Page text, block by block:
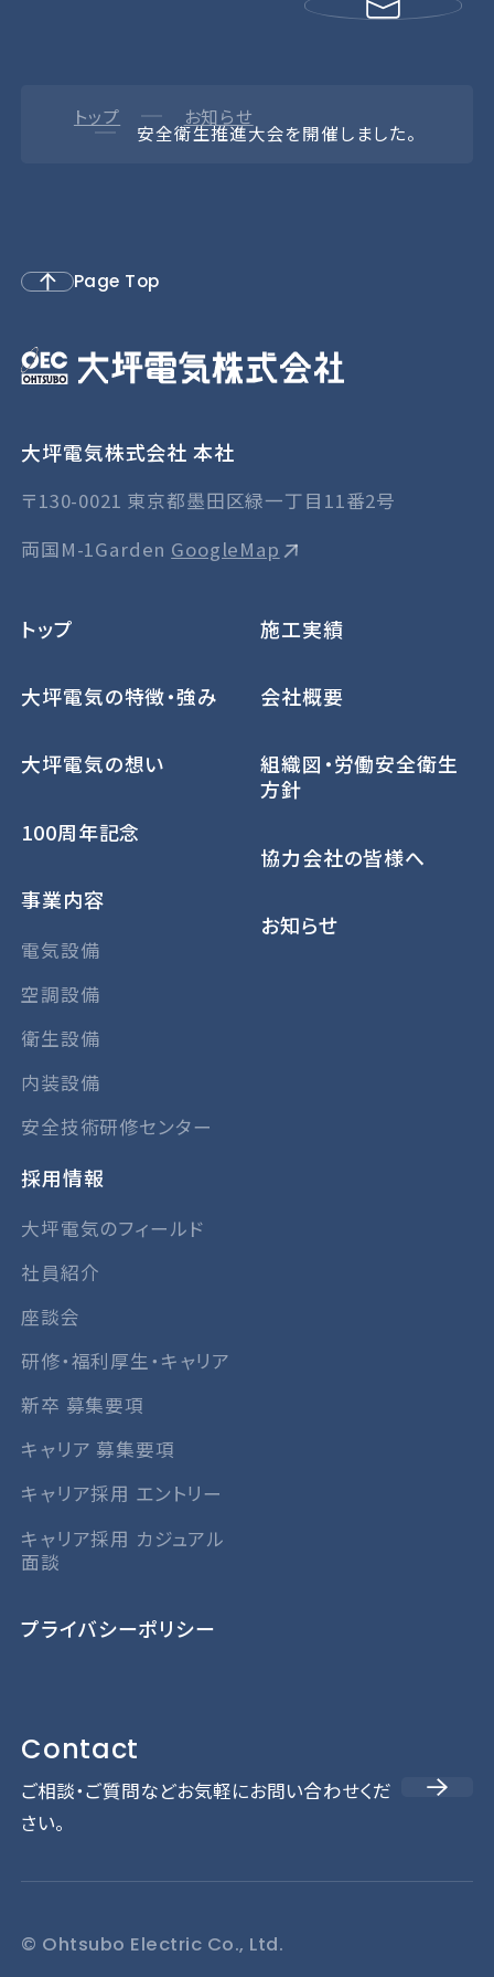
トップ お知らせ
安全衛生推進大会を開催しました。
Page Top
大坪電気株式会社 本社
〒130-0021 東京都墨田区緑一丁目11番2号
両国M-1Garden GoogleMap
トップ
大坪電気の特徴・強み
大坪電気の想い
100周年記念
事業内容
電気設備
空調設備
衛生設備
内装設備
安全技術研修センター
施工実績
会社概要
組織図・労働安全衛生
方針
協力会社の皆様へ
お知らせ
採用情報
大坪電気のフィールド
社員紹介
座談会
研修・福利厚生・キャリア
新卒 募集要項
キャリア 募集要項
キャリア採用 エントリー
キャリア採用 カジュアル
面談
プライバシーポリシー
Contact
ご相談・ご質問などお気軽にお問い合わせくだ
さい。
© Ohtsubo Electric Co., Ltd.